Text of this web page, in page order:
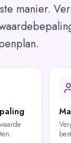
manier.